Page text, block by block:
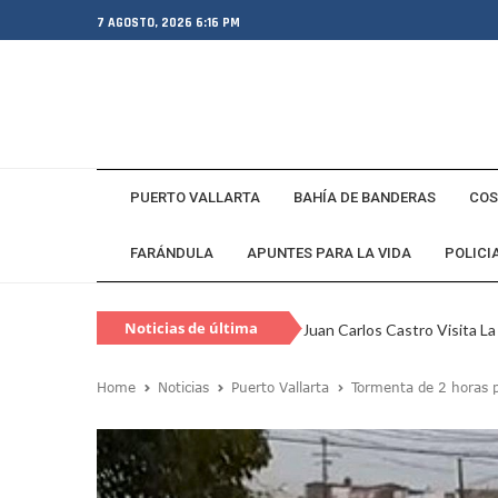
7 AGOSTO, 2026 6:16 PM
PUERTO VALLARTA BAHÍA DE BANDERAS
FARÁNDULA APUNTES PARA LA VIDA
Noticias de última
Juan Carlos Castro Visita
Gobierno De Luis Munguía
Eclipse Solar 2026: ¿En
Habitante Pide Proteger A
Home Noticias Puerto Vallarta Tormenta de 2 horas